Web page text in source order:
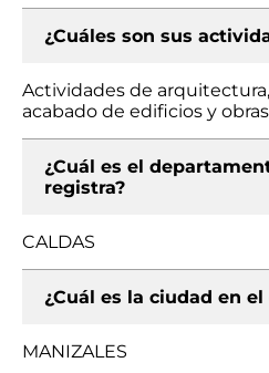
¿Cuáles son sus
Actividades de
acabado de edificios y
¿Cuál es el
registra?
CALDAS
¿Cuál es la ciudad en
MANIZALES